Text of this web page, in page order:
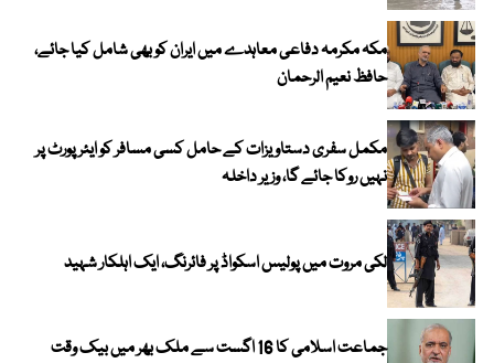
مکہ مکرمہ دفاعی معاہدے میں ایران کو بھی شامل کیا جائے،
حافظ نعیم الرحمان
مکمل سفری دستاویزات کے حامل کسی مسافر کو ایئرپورٹ پر
نہیں روکا جائے گا، وزیر داخلہ
لکی مروت میں پولیس اسکواڈ پر فائرنگ، ایک اہلکار شہید
جماعت اسلامی کا 16 اگست سے ملک بھر میں بیک وقت